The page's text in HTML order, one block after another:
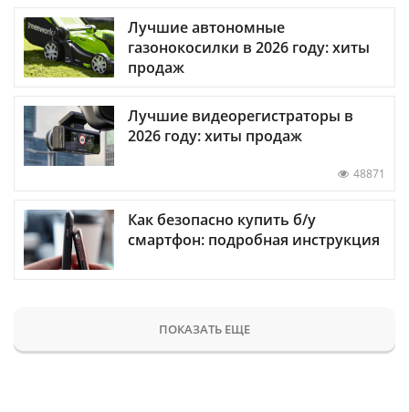
Лучшие автономные
газонокосилки в 2026 году: хиты
продаж
Лучшие видеорегистраторы в
2026 году: хиты продаж
48871
Как безопасно купить б/у
смартфон: подробная инструкция
ПОКАЗАТЬ ЕЩЕ